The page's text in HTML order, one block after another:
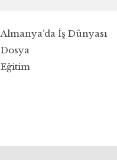
Almanya’da İş Dünyası
Dosya
Eğitim